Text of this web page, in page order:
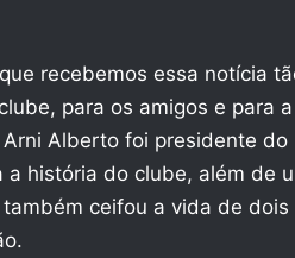
recebemos essa notícia
para os amigos e para
Alberto foi presidente do
a história do clube, além de
ceifou a vida de